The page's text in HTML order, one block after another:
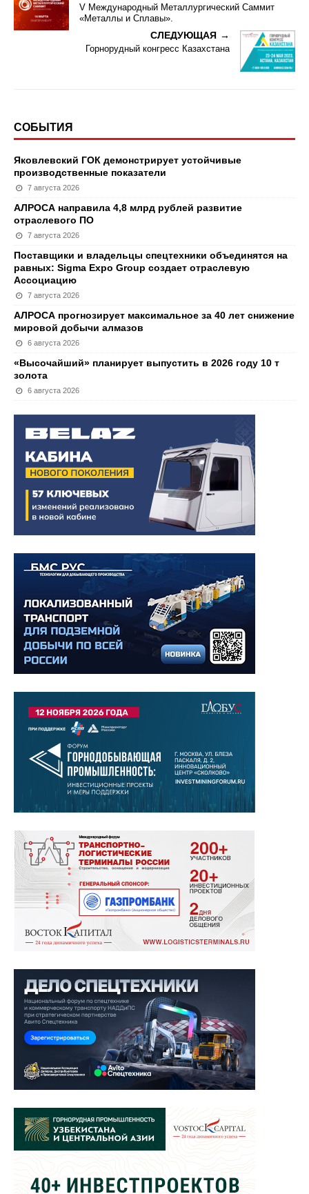
V Международный Металлургический Саммит
«Металлы и Сплавы».
СЛЕДУЮЩАЯ
Горнорудный конгресс Казахстана
СОБЫТИЯ
Яковлевский ГОК демонстрирует устойчивые
производственные показатели
7 августа 2026
АЛРОСА направила 4,8 млрд рублей развитие
отраслевого ПО
7 августа 2026
Поставщики и владельцы спецтехники объединятся на
равных: Sigma Expo Group создает отраслевую
Ассоциацию
7 августа 2026
АЛРОСА прогнозирует максимальное за 40 лет снижение
мировой добычи алмазов
6 августа 2026
«Высочайший» планирует выпустить в 2026 году 10 т
золота
6 августа 2026